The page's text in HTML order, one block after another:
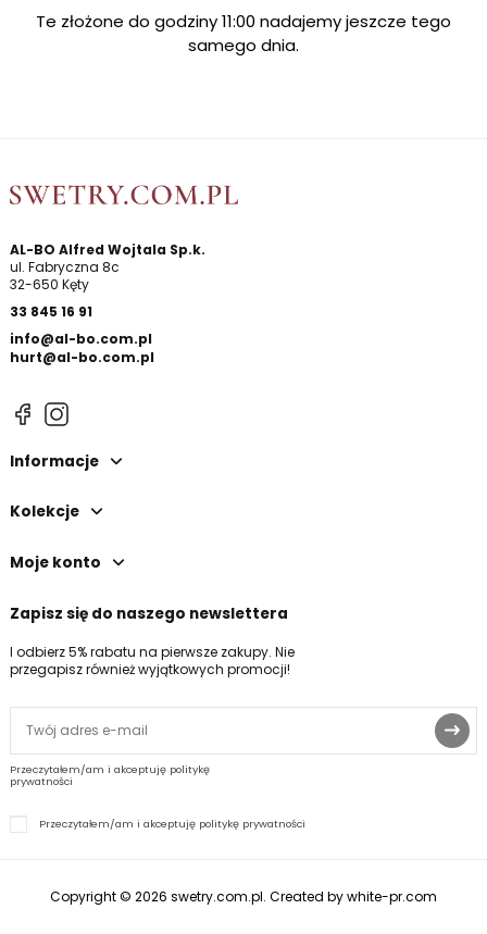
Te złożone do godziny 11:00 nadajemy jeszcze tego
samego dnia.
AL-BO Alfred Wojtala Sp.k.
ul. Fabryczna 8c
32-650 Kęty
33 845 16 91
info@al-bo.com.pl
hurt@al-bo.com.pl
Informacje
Kolekcje
Moje konto
Zapisz się do naszego newslettera
I odbierz 5% rabatu na pierwsze zakupy. Nie
przegapisz również wyjątkowych promocji!
Przeczytałem/am i akceptuję politykę
prywatności
Przeczytałem/am i akceptuję politykę prywatności
Copyright © 2026 swetry.com.pl. Created by white-pr.com